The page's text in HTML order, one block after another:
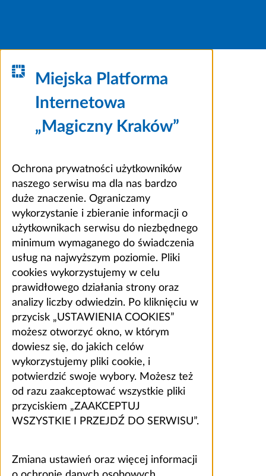
Miejska Platforma
Internetowa
„Magiczny Kraków”
Ochrona prywatności użytkowników
naszego serwisu ma dla nas bardzo
duże znaczenie. Ograniczamy
wykorzystanie i zbieranie informacji o
użytkownikach serwisu do niezbędnego
minimum wymaganego do świadczenia
usług na najwyższym poziomie. Pliki
cookies wykorzystujemy w celu
prawidłowego działania strony oraz
analizy liczby odwiedzin. Po kliknięciu w
przycisk „USTAWIENIA COOKIES”
możesz otworzyć okno, w którym
dowiesz się, do jakich celów
wykorzystujemy pliki cookie, i
potwierdzić swoje wybory. Możesz też
od razu zaakceptować wszystkie pliki
przyciskiem „ZAAKCEPTUJ
WSZYSTKIE I PRZEJDŹ DO SERWISU”.
Zmiana ustawień oraz więcej informacji